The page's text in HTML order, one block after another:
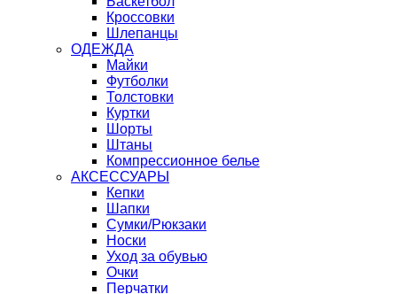
Кроссовки
Шлепанцы
ОДЕЖДА
Майки
Футболки
Толстовки
Куртки
Шорты
Штаны
Компрессионное белье
АКСЕССУАРЫ
Кепки
Шапки
Сумки/Рюкзаки
Носки
Уход за обувью
Очки
Перчатки